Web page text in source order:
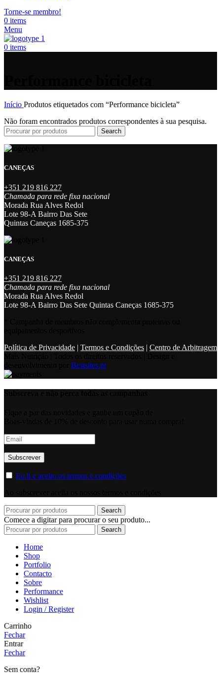
Torne-se membro!
0 items
Menu
0 items
Início Produtos etiquetados com “Performance bicicleta”
Não foram encontrados produtos correspondentes à sua pesquisa.
Search
CANEÇAS
+351 219 816 227
Chamada para rede fixa nacional
Morada Rua Alves Redol
Lote 98-A Bairro Das Sete
Quintas Caneças 1685-375
CANEÇAS
+351 219 816 227
Chamada para rede fixa nacional
Morada Rua Alves Redol
Lote 98-A Bairro Das Sete Quintas Caneças 1685-375
Política de Privacidade | Termos e Condições | Centro de Arbitragem
Bestsites.pt
Eu li e aceito os termos e condições
Search
Comece a digitar para procurar o seu produto...
Search
Home
Shop
Portfolio
Contacto
Sobre
Performance
Wishlist
Login / Register
Carrinho
Fechar
Entrar
Fechar
Sem conta?